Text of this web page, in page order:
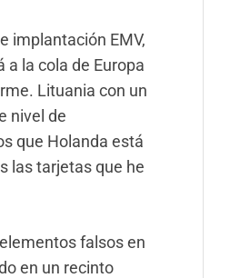
implantación EMV,
la cola de Europa
Lituania con un
nivel de
que Holanda está
las tarjetas que he
falsos en
en un recinto